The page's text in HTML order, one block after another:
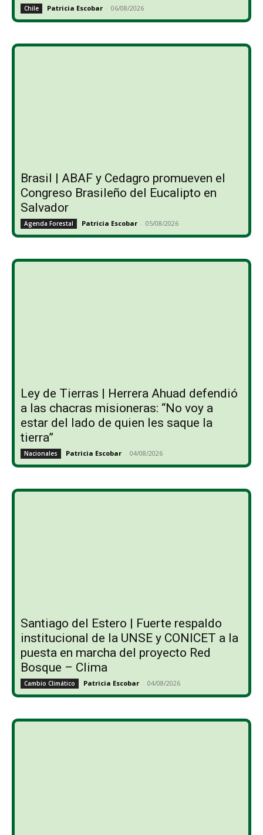
Chile Patricia Escobar - 06/08/2026
Brasil | ABAF y Cedagro promueven el
Congreso Brasileño del Eucalipto en
Salvador
Agenda Forestal Patricia Escobar - 05/08/2026
Ley de Tierras | Herrera Ahuad defendió
a las chacras misioneras: “No voy a
estar del lado de quien les saque la
tierra”
Nacionales Patricia Escobar - 04/08/2026
Santiago del Estero | Fuerte respaldo
institucional de la UNSE y CONICET a la
puesta en marcha del proyecto Red
Bosque – Clima
Cambio Climático Patricia Escobar - 04/08/2026